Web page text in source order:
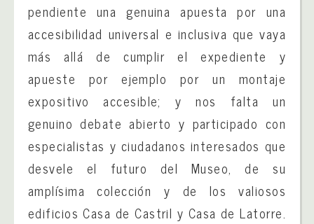
pendiente una genuina apuesta por una
accesibilidad universal e inclusiva que vaya
más allá de cumplir el expediente y
apueste por ejemplo por un montaje
expositivo accesible; y nos falta un
genuino debate abierto y participado con
especialistas y ciudadanos interesados que
desvele el futuro del Museo, de su
amplísima colección y de los valiosos
edificios Casa de Castril y Casa de Latorre.